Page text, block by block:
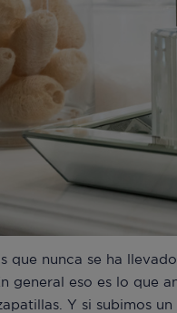
que nunca se ha
general eso es lo que
Y si subimos